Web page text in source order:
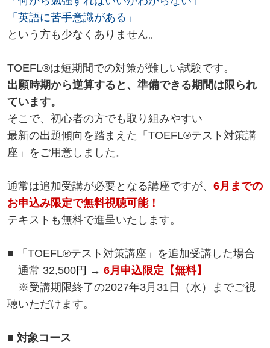
「英語に苦手意識がある」
という方も少なくありません。
TOEFL®は短期間での対策が難しい試験です。
出願時期から逆算すると、準備できる期間は限られ
ています。
そこで、初心者の方でも取り組みやすい
最新の出題傾向を踏まえた「TOEFL®テスト対策講
座」をご用意しました。
通常は追加受講が必要となる講座ですが、 6月までの
お申込み限定で無料視聴可能！
テキストも無料で進呈いたします。
■ 「TOEFL®テスト対策講座」を追加受講した場合
通常 32,500円 → 6月申込限定【無料】
※受講期限終了の2027年3月31日（水）までご視
聴いただけます。
■ 対象コース